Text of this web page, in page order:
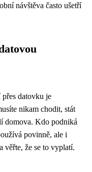
návštěva často ušetří
datovku je
nikam chodit, stát
domova. Kdo podniká
povinně, ale i
věřte, že se to vyplatí.